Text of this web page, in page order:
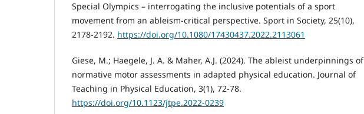
Special Olympics – interrogating the inclusive potentials of a sport
movement from an ableism-critical perspective. Sport in Society, 25(10),
2178-2192. https://doi.org/10.1080/17430437.2022.2113061
Giese, M.; Haegele, J. A. & Maher, A.J. (2024). The ableist underpinnings of
normative motor assessments in adapted physical education. Journal of
Teaching in Physical Education, 3(1), 72-78.
https://doi.org/10.1123/jtpe.2022-0239